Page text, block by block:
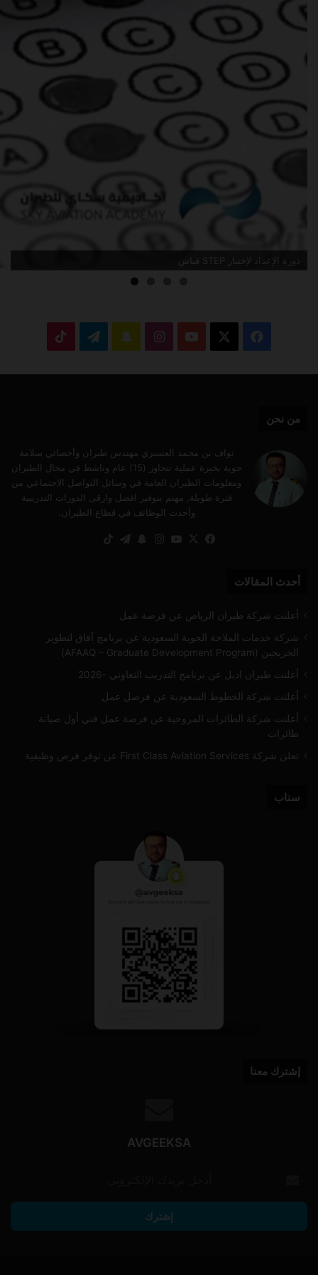
دورة الإعداد لإختبار STEP قياس
فيسبوك ‫YouTubeانستقرامسناب تيلقرام
من نحن
نواف بن محمد العسيري مهندس طيران وأخصائي سلامة
جوية بخبرة عملية تتجاوز (15) عام وناشط في مجال الطيران
ومعلومات الطيران العامة في وسائل التواصل الاجتماعي من
فترة طويلة, مهتم بتوفير افضل وارقى الدورات التدريبية
وأحدث الوظائف في قطاع الطيران.
فيسبوك
‫X
‫YouTube
انستقرام
سنابتيلقرام
أحدث المقالات
أعلنت شركة طيران الرياض عن فرصة عمل
شركة خدمات الملاحة الجوية السعودية عن برنامج آفاق لتطوير
الخريجين (AFAAQ – Graduate Development Program)
أعلنت طيران اديل عن برنامج التدريب التعاوني -2026
أعلنت شركة الخطوط السعودية عن فرصل عمل
أعلنت شركة الطائرات المروحية عن فرصة عمل فني أول صيانة
طائرات
تعلن شركة First Class Aviation Services عن توفر فرص وظيفية
سناب
إشترك معنا
AVGEEKSA
الإلكتروني